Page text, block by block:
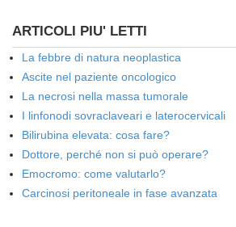
ARTICOLI PIU' LETTI
La febbre di natura neoplastica
Ascite nel paziente oncologico
La necrosi nella massa tumorale
I linfonodi sovraclaveari e laterocervicali
Bilirubina elevata: cosa fare?
Dottore, perché non si può operare?
Emocromo: come valutarlo?
Carcinosi peritoneale in fase avanzata